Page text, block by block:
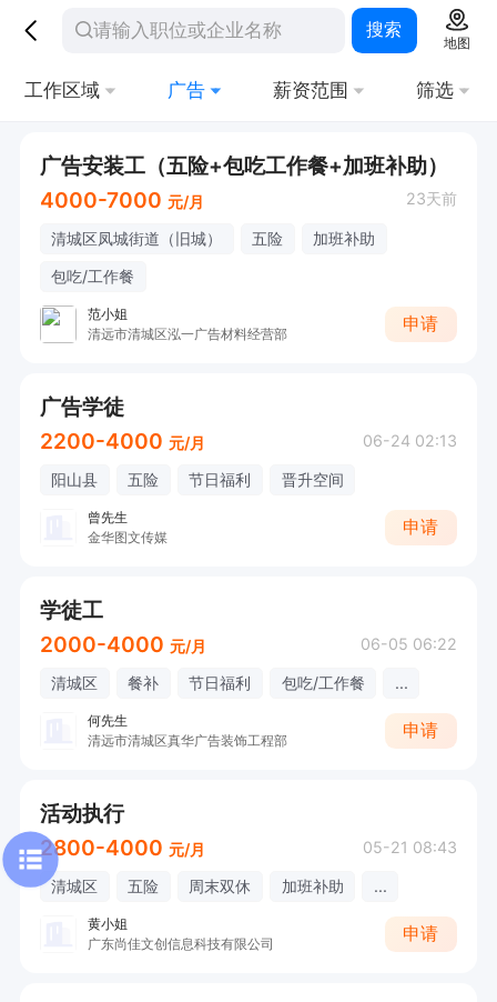
搜索
地图
工作区域 广告 薪资范围 筛选
广告安装工（五险+包吃工作餐+加班补助）
4000-7000 元/月 23天前
清城区凤城街道（旧城） 五险
加班补助
包吃/工作餐
范小姐
清远市清城区泓一广告材料经营部
申请
广告学徒
2200-4000 元/月 06-24 02:13
阳山县 五险 节日福利 晋升空间
曾先生
金华图文传媒
申请
学徒工
2000-4000 元/月 06-05 06:22
清城区 餐补 节日福利 包吃/工作餐 ...
何先生
清远市清城区真华广告装饰工程部
申请
活动执行
2800-4000 元/月 05-21 08:43
清城区 五险 周末双休 加班补助 ...
黄小姐
广东尚佳文创信息科技有限公司
申请